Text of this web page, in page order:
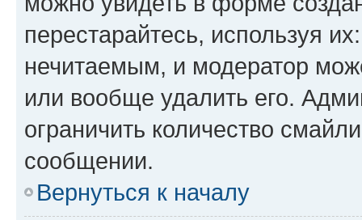
перестарайтесь, используя
нечитаемым, и модератор
или вообще удалить его.
ограничить количество
сообщении.
Вернуться к началу